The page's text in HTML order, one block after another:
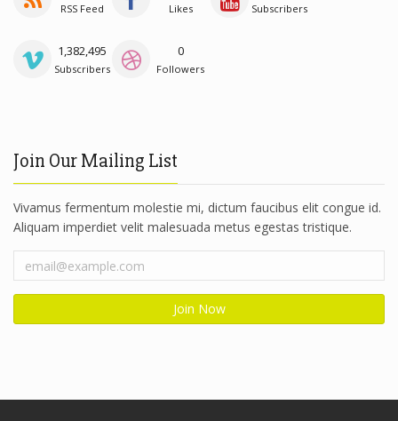
RSS Feed Likes Subscribers
1,382,495
Subscribers
0
Followers
Join Our Mailing List
Vivamus fermentum molestie mi, dictum faucibus elit congue id.
Aliquam imperdiet velit malesuada metus egestas tristique.